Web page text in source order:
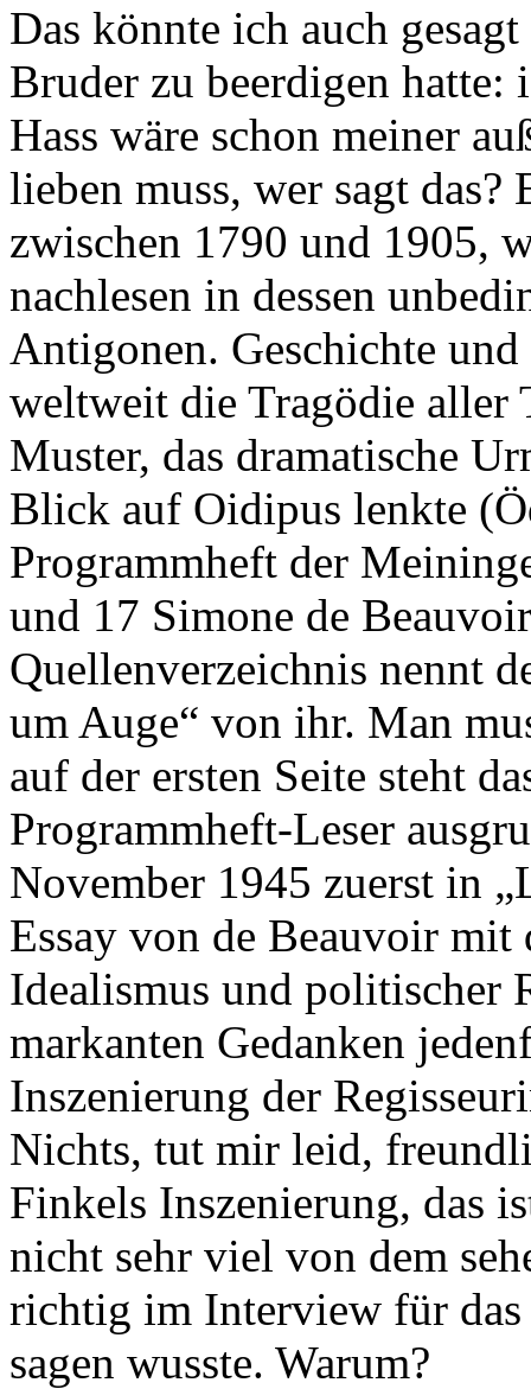
Das könnte ich auch
Bruder zu beerdigen
Hass wäre schon meiner
lieben muss, wer sagt
zwischen 1790 und 1905,
nachlesen in dessen
Antigonen. Geschichte
weltweit die Tragödie aller
Muster, das dramatische
Blick auf Oidipus lenkte
Programmheft der
und 17 Simone de
Quellenverzeichnis nennt
um Auge“ von ihr. Man
auf der ersten Seite steht
Programmheft-Leser
November 1945 zuerst in
Essay von de Beauvoir
Idealismus und politischer
markanten Gedanken
Inszenierung der
Nichts, tut mir leid,
Finkels Inszenierung, das
nicht sehr viel von dem
richtig im Interview für
sagen wusste. Warum?